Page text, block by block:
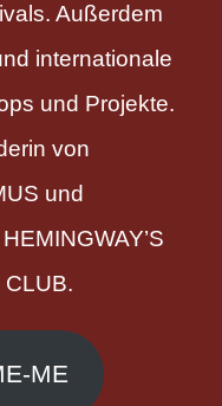
Außerdem
internationale
und Projekte.
von
und
ME